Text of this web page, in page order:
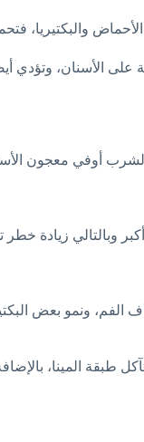
والبكتيريا،
وتؤدي
الشرب أوفي معجون
وبالتالي زيادة
ونمو بعض
المينا،